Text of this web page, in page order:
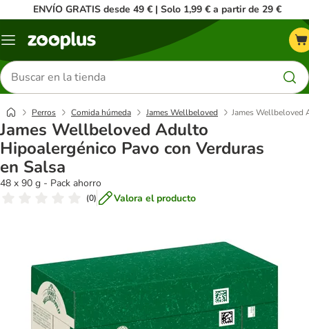
ENVÍO GRATIS desde 49 € | Solo 1,99 € a partir de 29 €
Menú
Buscar
productos
Perros Comida húmeda James Wellbeloved James Wellbeloved
James Wellbeloved Adulto
Hipoalergénico Pavo con Verduras
en Salsa
48 x 90 g - Pack ahorro
(0) Valora el producto